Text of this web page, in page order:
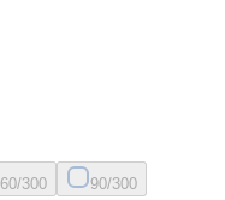
60/300 90/300